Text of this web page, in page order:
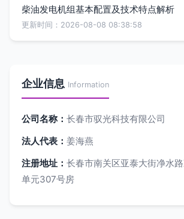
柴油发电机组基本配置及技术特点解析
更新时间：2026-08-08 08:38:58
企业信息 Information
公司名称： 长春市驭光科技有限公司
法人代表： 姜海燕
注册地址： 长春市南关区亚泰大街净水
单元307号房